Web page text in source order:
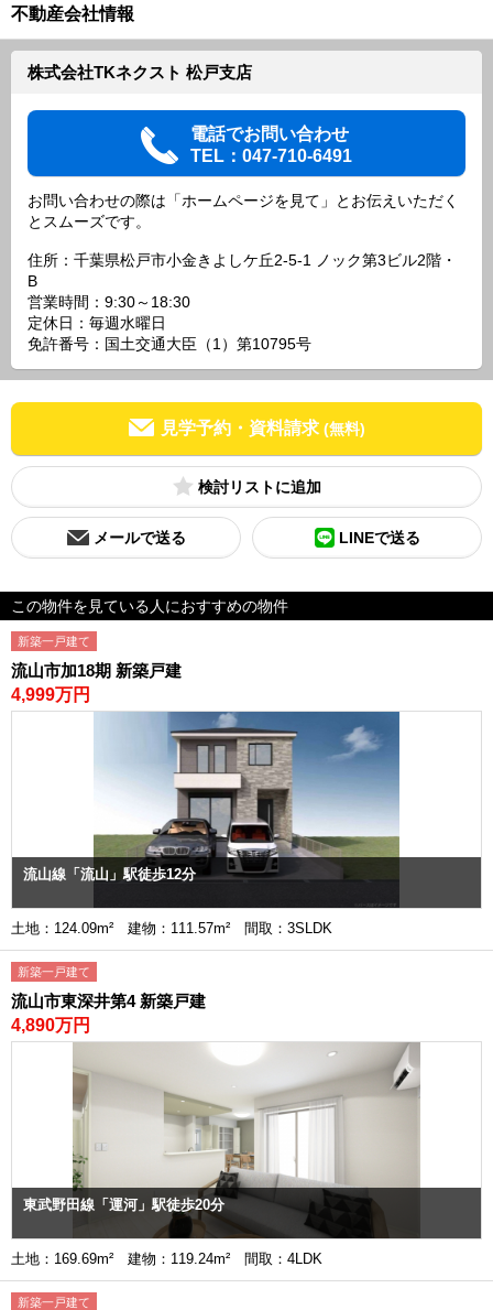
不動産会社情報
株式会社TKネクスト 松戸支店
電話でお問い合わせ
TEL：047-710-6491
お問い合わせの際は「ホームページを見て」とお伝えいただく
とスムーズです。
住所：千葉県松戸市小金きよしケ丘2-5-1 ノック第3ビル2階・
B
営業時間：9:30～18:30
定休日：毎週水曜日
免許番号：国土交通大臣（1）第10795号
見学予約・資料請求 (無料)
検討リスト
メールで送る LINEで送る
この物件を見ている人におすすめの物件
新築一戸建て
流山市加18期 新築戸建
4,999万円
流山線「流山」駅徒歩12分
土地：124.09m² 建物：111.57m² 間取：3SLDK
新築一戸建て
流山市東深井第4 新築戸建
4,890万円
東武野田線「運河」駅徒歩20分
土地：169.69m² 建物：119.24m² 間取：4LDK
新築一戸建て